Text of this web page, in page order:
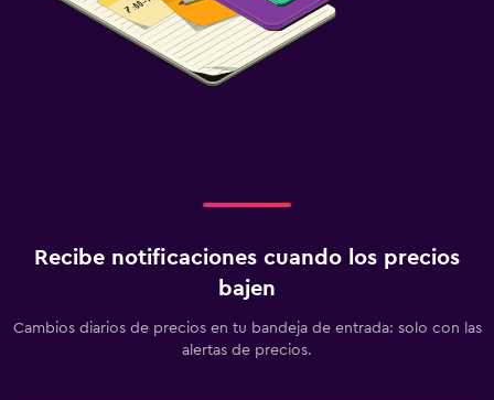
Recibe notificaciones cuando los precios
bajen
Cambios diarios de precios en tu bandeja de entrada: solo con las
alertas de precios.